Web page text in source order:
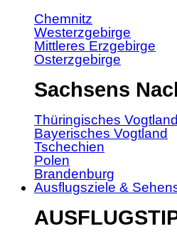
Chemnitz
Westerzgebirge
Mittleres Erzgebirge
Osterzgebirge
Sachsens
Thüringisches Vogtland
Bayerisches Vogtland
Tschechien
Polen
Brandenburg
Ausflugsziele &